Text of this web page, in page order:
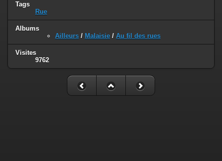
Tags
Rue
Albums
Ailleurs / Malaisie / Au fil des rues
Visites
9762